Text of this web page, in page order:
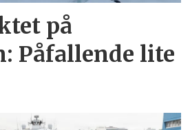
på
Påfallende lite